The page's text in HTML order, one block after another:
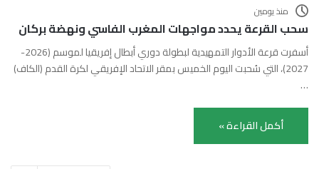
منذ يومين
سحب القرعة يحدد مواجهات المغرب الفاسي ونهضة بركان
أسفرت قرعة الأدوار التمهيدية لبطولة دوري أبطال إفريقيا لموسم (2026-
2027)، التي سُحبت اليوم الخميس بمقر الاتحاد الإفريقي لكرة القدم (الكاف)
…
أكمل القراءة »